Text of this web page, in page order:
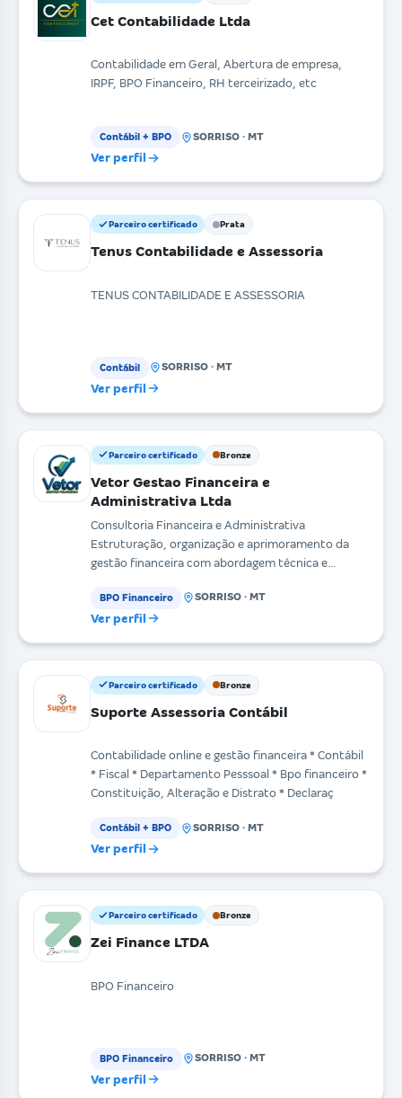
Cet Contabilidade Ltda
Contabilidade em Geral, Abertura de empresa,
IRPF, BPO Financeiro, RH terceirizado, etc
Contábil + BPO SORRISO · MT
Ver perfil
Parceiro certificado Prata
Tenus Contabilidade e Assessoria
TENUS CONTABILIDADE E ASSESSORIA
Contábil SORRISO · MT
Ver perfil
Parceiro certificado Bronze
Vetor Gestao Financeira e
Administrativa Ltda
Consultoria Financeira e Administrativa
Estruturação, organização e aprimoramento da
gestão financeira com abordagem técnica e
BPO Financeiro SORRISO · MT
Ver perfil
Parceiro certificado Bronze
Suporte Assessoria Contábil
Contabilidade online e gestão financeira * Contábil
* Fiscal * Departamento Pesssoal * Bpo financeiro *
Constituição, Alteração e Distrato * Declaraç
Contábil + BPO SORRISO · MT
Ver perfil
Parceiro certificado Bronze
Zei Finance LTDA
BPO Financeiro
BPO Financeiro SORRISO · MT
Ver perfil